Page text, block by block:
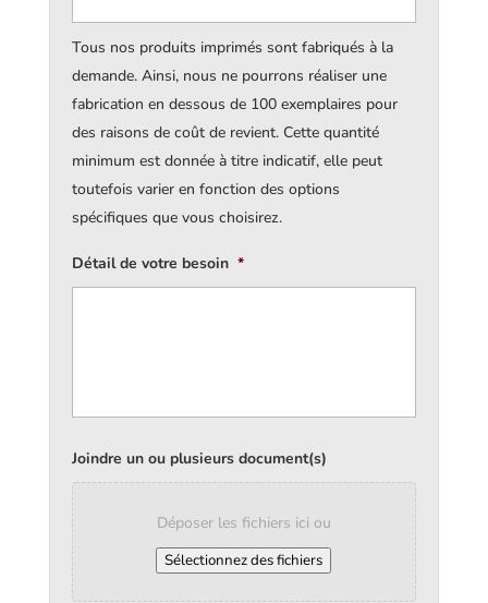
Tous nos produits imprimés sont fabriqués à la
demande. Ainsi, nous ne pourrons réaliser une
fabrication en dessous de 100 exemplaires pour
des raisons de coût de revient. Cette quantité
minimum est donnée à titre indicatif, elle peut
toutefois varier en fonction des options
spécifiques que vous choisirez.
Détail de votre besoin *
Joindre un ou plusieurs document(s)
Déposer les fichiers ici ou
Sélectionnez des fichiers